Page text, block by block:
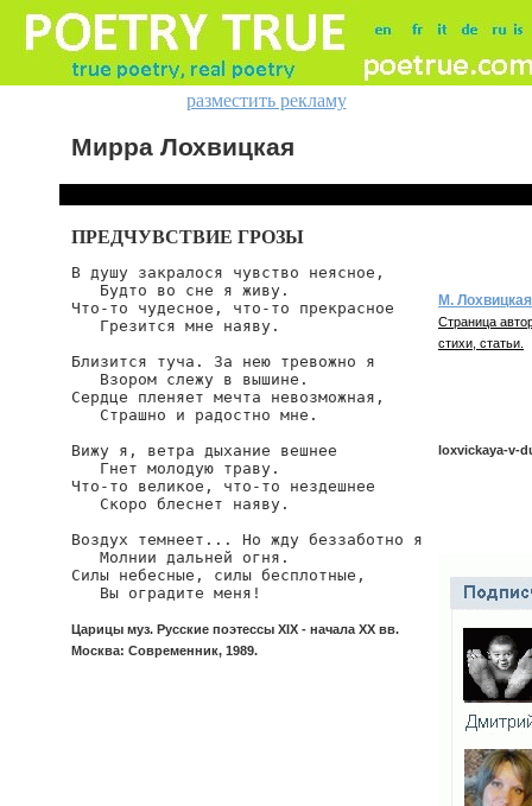
разместить рекламу
Мирра Лохвицкая
ПРЕДЧУВСТВИЕ ГРОЗЫ
В душу закралося чувство неясное,
   Будто во сне я живу.
Что-то чудесное, что-то прекрасное
   Грезится мне наяву.
Близится туча. За нею тревожно я
   Взором слежу в вышине.
Сердце пленяет мечта невозможная,
   Страшно и радостно мне.
Вижу я, ветра дыхание вешнее
   Гнет молодую траву.
Что-то великое, что-то нездешнее
   Скоро блеснет наяву.
Воздух темнеет... Но жду беззаботно я
   Молнии дальней огня.
Силы небесные, силы бесплотные,
   Вы оградите меня!
Царицы муз. Русские поэтессы XIX - начала XX вв.
Москва: Современник, 1989.
М. Лохвицкая
Страница
стихи, статьи.
loxvickaya-v-